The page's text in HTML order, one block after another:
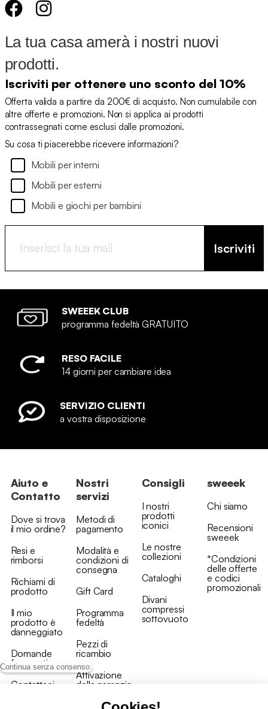
Continua senza consenso
La tua casa amerà i nostri nuovi
prodotti.
Iscriviti per ottenere uno sconto del 10%
Offerta valida a partire da 200€ di acquisto. Non cumulabile con
altre offerte e promozioni. Non si applica ai prodotti
contrassegnati come esclusi dalle promozioni.
Su cosa ti piacerebbe ricevere informazioni?
Mobili per interni
Mobili per esterni
Mobili e giochi per bambini
Iscriviti
SWEEEK CLUB
programma fedeltà GRATUITO
RESO FACILE
14 giorni per cambiare idea
SERVIZIO CLIENTI
a vostra disposizione
Aiuto e
Contatto
Dove si trova
il mio ordine?
Resi e
rimborsi
Richiami di
prodotto
Il mio
prodotto è
danneggiato
Domande
frequenti
Contattaci
Nostri
servizi
Metodi di
pagamento
Modalità e
condizioni di
consegna
Gift Card
Programma
fedeltà
Pezzi di
ricambio
Attivazione
della garanzia
Consigli
I nostri
prodotti
iconici
Le nostre
collezioni
Cataloghi
Divani
compressi
sottovuoto
sweeek
Chi siamo
Recensioni
sweeek
*Condizioni
delle offerte
e codici
promozionali